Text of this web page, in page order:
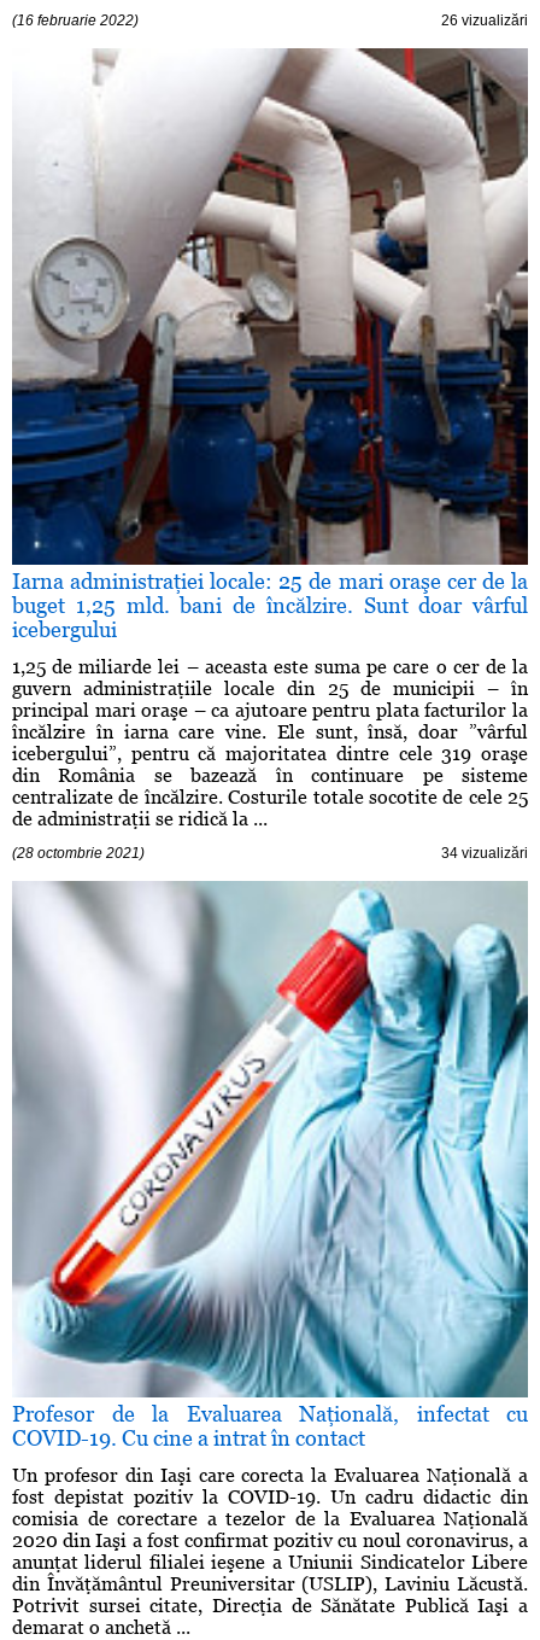
(16 februarie 2022) 26 vizualizări
Iarna administraţiei locale: 25 de mari oraşe cer de la
buget 1,25 mld. bani de încălzire. Sunt doar vârful
icebergului
1,25 de miliarde lei – aceasta este suma pe care o cer de la
guvern administraţiile locale din 25 de municipii – în
principal mari oraşe – ca ajutoare pentru plata facturilor la
încălzire în iarna care vine. Ele sunt, însă, doar ”vârful
icebergului”, pentru că majoritatea dintre cele 319 oraşe
din România se bazează în continuare pe sisteme
centralizate de încălzire. Costurile totale socotite de cele 25
de administraţii se ridică la ...
(28 octombrie 2021) 34 vizualizări
Profesor de la Evaluarea Naţională, infectat cu
COVID-19. Cu cine a intrat în contact
Un profesor din Iaşi care corecta la Evaluarea Naţională a
fost depistat pozitiv la COVID-19. Un cadru didactic din
comisia de corectare a tezelor de la Evaluarea Naţională
2020 din Iaşi a fost confirmat pozitiv cu noul coronavirus, a
anunţat liderul filialei ieşene a Uniunii Sindicatelor Libere
din Învăţământul Preuniversitar (USLIP), Laviniu Lăcustă.
Potrivit sursei citate, Direcţia de Sănătate Publică Iaşi a
demarat o anchetă ...